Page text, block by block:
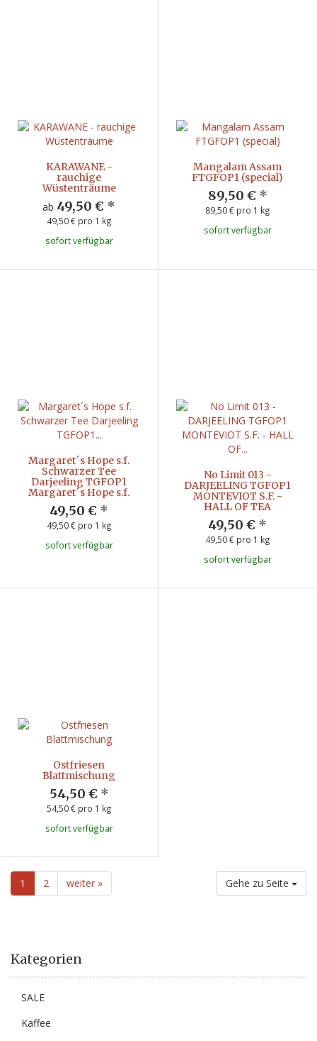
KARAWANE -
rauchige
Wüstenträume
ab 49,50 € *
49,50 € pro 1 kg
sofort verfügbar
Mangalam Assam
FTGFOP1 (special)
89,50 € *
89,50 € pro 1 kg
sofort verfügbar
Margaret´s Hope s.f.
Schwarzer Tee
Darjeeling TGFOP1
Margaret´s Hope s.f.
49,50 € *
49,50 € pro 1 kg
sofort verfügbar
No Limit 013 -
DARJEELING TGFOP1
MONTEVIOT S.F. -
HALL OF TEA
49,50 € *
49,50 € pro 1 kg
sofort verfügbar
Ostfriesen
Blattmischung
54,50 € *
54,50 € pro 1 kg
sofort verfügbar
1 2 weiter » Gehe zu Seite
Kategorien
SALE
Kaffee